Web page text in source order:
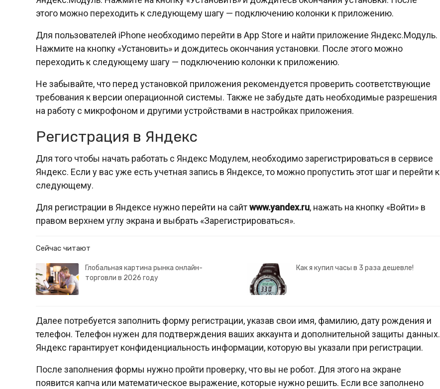
этого можно переходить к следующему шагу — подключению колонки к приложению.
Для пользователей iPhone необходимо перейти в App Store и найти приложение Яндекс.Модуль.
Нажмите на кнопку «Установить» и дождитесь окончания установки. После этого можно
переходить к следующему шагу — подключению колонки к приложению.
Не забывайте, что перед установкой приложения рекомендуется проверить соответствующие
требования к версии операционной системы. Также не забудьте дать необходимые разрешения
на работу с микрофоном и другими устройствами в настройках приложения.
Регистрация в Яндекс
Для того чтобы начать работать с Яндекс Модулем, необходимо зарегистрироваться в сервисе
Яндекс. Если у вас уже есть учетная запись в Яндексе, то можно пропустить этот шаг и перейти к
следующему.
Для регистрации в Яндексе нужно перейти на сайтwww.yandex.ru, нажать на кнопку «Войти» в
правом верхнем углу экрана и выбрать «Зарегистрироваться».
Сейчас читают
Глобальная картина рынка онлайн-
торговли в 2026 году
Как я купил часы в 3 раза дешевле!
Далее потребуется заполнить форму регистрации, указав свои имя, фамилию, дату рождения и
телефон. Телефон нужен для подтверждения ваших аккаунта и дополнительной защиты данных.
Яндекс гарантирует конфиденциальность информации, которую вы указали при регистрации.
После заполнения формы нужно пройти проверку, что вы не робот. Для этого на экране
появится капча или математическое выражение, которые нужно решить. Если все заполнено